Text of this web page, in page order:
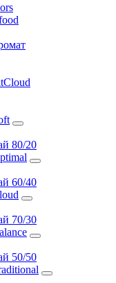
80/20
60/40
70/30
50/50